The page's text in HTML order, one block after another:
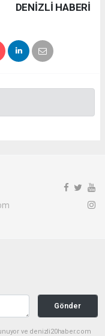
DENIZLI HABERİ
Gönder
ve denizli20haber.com